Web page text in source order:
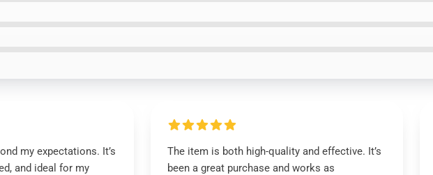
my expectations. It’s
and ideal for my
The item is both high-quality and effective. It’s
been a great purchase and works as